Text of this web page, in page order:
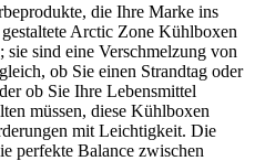
die Ihre Marke ins
Arctic Zone Kühlboxen
sind eine Verschmelzung von
ob Sie einen Strandtag oder
ob Sie Ihre Lebensmittel
müssen, diese Kühlboxen
mit Leichtigkeit. Die
perfekte Balance zwischen